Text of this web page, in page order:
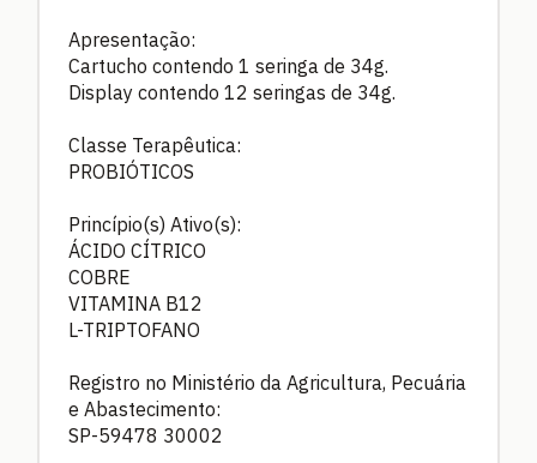
Apresentação:
Cartucho contendo 1 seringa de 34g.
Display contendo 12 seringas de 34g.
Classe Terapêutica:
PROBIÓTICOS
Princípio(s) Ativo(s):
ÁCIDO CÍTRICO
COBRE
VITAMINA B12
L-TRIPTOFANO
Registro no Ministério da Agricultura, Pecuária
e Abastecimento:
SP-59478 30002